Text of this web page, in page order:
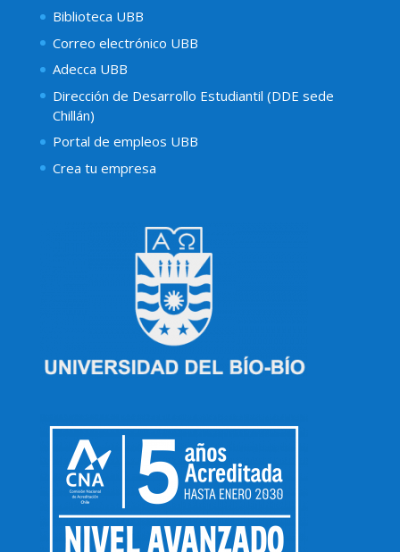
Biblioteca UBB
Correo electrónico UBB
Adecca UBB
Dirección de Desarrollo Estudiantil (DDE sede
Chillán)
Portal de empleos UBB
Crea tu empresa